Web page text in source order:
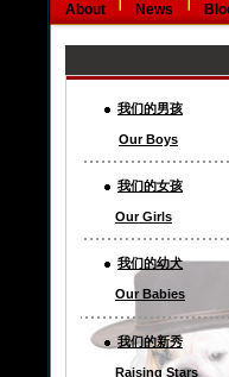
About
News
我们的男孩
Our Boys
我们的女孩
Our Girls
我们的幼犬
Our Babies
我们的新秀
Raising Stars